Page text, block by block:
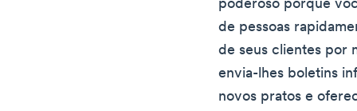
poderoso porque
de pessoas
de seus clientes por
envia-lhes boletins
novos pratos e